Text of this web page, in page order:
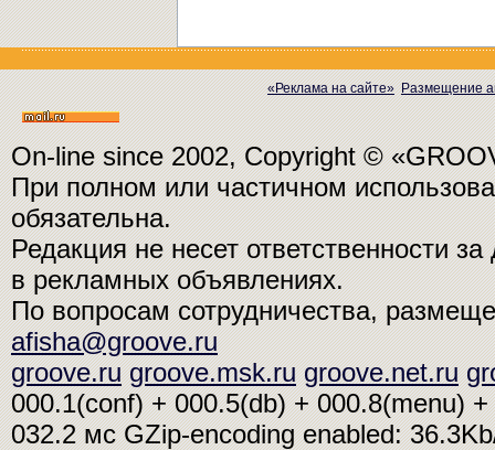
«Реклама на сайте» Размещение
On-line since 2002, Copyright ©
При полном или частичном
обязательна.
Редакция не несет ответственности
в рекламных объявлениях.
По вопросам сотрудничества,
afisha@groove.ru
groove.ru groove.msk.ru groove.net.ru
000.1(conf) + 000.5(db) + 000.8(menu)
032.2 мсGZip-encoding enabled: